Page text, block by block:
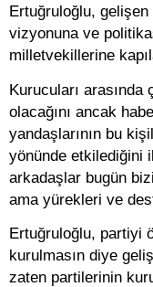
Ertuğruloğlu,
vizyonuna ve
milletvekillerine
Kurucuları
olacağını ancak
yandaşlarının bu
yönünde etkilediğini
arkadaşlar bugün
ama yürekleri ve
Ertuğruloğlu, partiyi
kurulmasın diye
zaten partilerinin